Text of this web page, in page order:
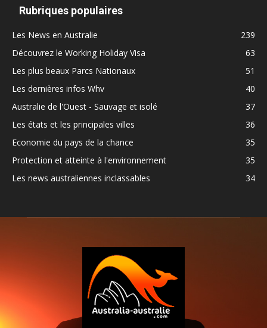
Rubriques populaires
Les News en Australie
239
Découvrez le Working Holiday Visa
63
Les plus beaux Parcs Nationaux
51
Les dernières infos Whv
40
Australie de l'Ouest - Sauvage et isolé
37
Les états et les principales villes
36
Economie du pays de la chance
35
Protection et atteinte à l'environnement
35
Les news australiennes inclassables
34